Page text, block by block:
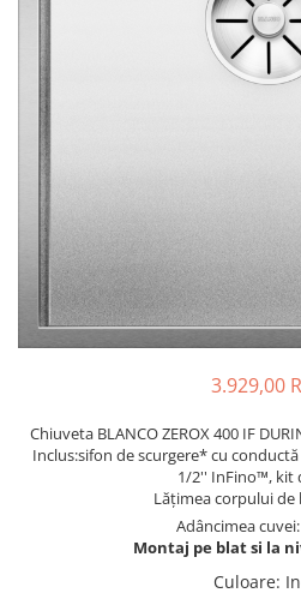
chiuvete
Accesorii chiuvete bucatarie
Gratar protectie chiuveta
Scurgator farfurii
Suporti burete
Tocatoare lemn si sticla
Sisteme de scurgere si cleme
Tavita scurgere vase/legume/fructe
Dispenser detergent
Roboti de bucatarie
Spumarea laptelui
Combine frigorifice
Espressoare cafea
Aparate de gatit-aragazuri
Masina de spalat vase
Accesorii
Seturi Electrocasnice
Termostate si senzori Livolo
Sonerii electrice
Construieste singur
Module
Panouri si rame
3.929,00
Chiuveta BLANCO ZEROX 400 IF
Inclus:sifon de scurgere* cu
1/2'' InFino™, kit
Lățimea corpului de
Adâncimea
Montaj pe blat si la
Culoare: